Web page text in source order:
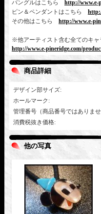
バングルはこちら http://www.e-
ピン＆ペンダントはこちら
その他はこちら http://www.e-
※他アーティスト含む全てのキ
http://www.e-pineridge.com/
商品詳細
デザイン部サイズ:
ホールマーク :
管理番号（商品番号ではありま
消費税抜き価格:
他の写真